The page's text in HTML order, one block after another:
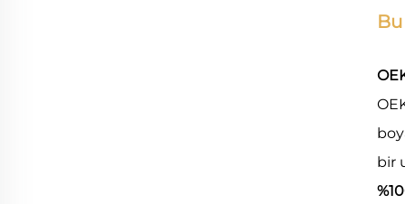
bir